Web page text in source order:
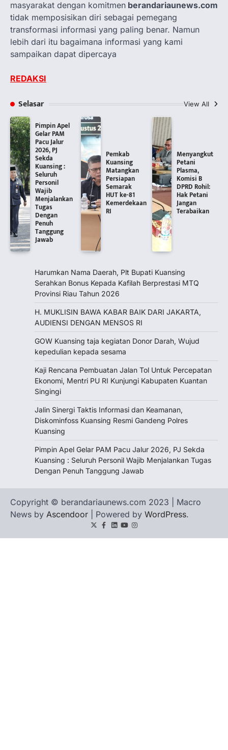
masyarakat dengan komitmen berandariaunews.com
tidak memposisikan diri sebagai pemegang
transformasi informasi yang paling benar. Namun
lebih dari itu bagaimana informasi yang kami
sampaikan dapat dipercaya
REDAKSI
Selasar View All
Pimpin Apel
Gelar PAM
Pacu Jalur
2026, PJ
Sekda
Kuansing :
Seluruh
Personil
Wajib
Menjalankan
Tugas
Dengan
Penuh
Tanggung
Jawab
Pemkab
Kuansing
Matangkan
Persiapan
Semarak
HUT ke-81
Kemerdekaan
RI
Menyangkut
Petani
Plasma,
Komisi B
DPRD Rohil:
Hak Petani
Jangan
Terabaikan
Harumkan Nama Daerah, Plt Bupati Kuansing
Serahkan Bonus Kepada Kafilah Berprestasi MTQ
Provinsi Riau Tahun 2026
H. MUKLISIN BAWA KABAR BAIK DARI JAKARTA,
‎AUDIENSI DENGAN MENSOS RI
GOW Kuansing taja kegiatan Donor Darah, Wujud
kepedulian kepada sesama
Kaji Rencana Pembuatan Jalan Tol Untuk Percepatan
Ekonomi, Mentri PU RI Kunjungi Kabupaten Kuantan
Singingi
Jalin Sinergi Taktis Informasi dan Keamanan,
Diskominfoss Kuansing Resmi Gandeng Polres
Kuansing
Pimpin Apel Gelar PAM Pacu Jalur 2026, PJ Sekda
Kuansing : Seluruh Personil Wajib Menjalankan Tugas
Dengan Penuh Tanggung Jawab
Copyright © berandariaunews.com 2023 | Macro
News by Ascendoor | Powered by WordPress.